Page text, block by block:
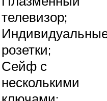
телевизор;
розетки;
Сейф с
несколькими